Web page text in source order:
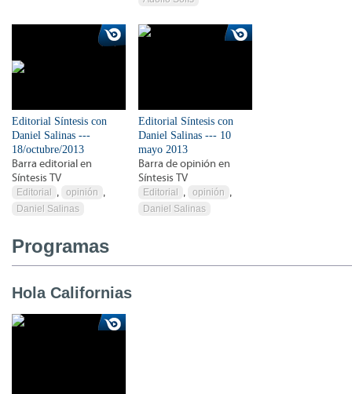
Editorial Síntesis con
Daniel Salinas ---
18/octubre/2013
Barra editorial en
Síntesis TV
Editorial , opinión ,
Daniel Salinas
Editorial Síntesis con
Daniel Salinas --- 10
mayo 2013
Barra de opinión en
Síntesis TV
Editorial , opinión ,
Daniel Salinas
Programas
Hola Californias